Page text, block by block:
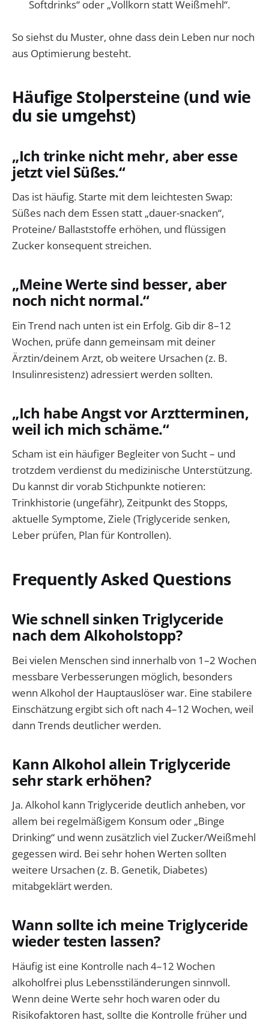
Softdrinks“ oder „Vollkorn statt Weißmehl“.
So siehst du Muster, ohne dass dein Leben nur noch
aus Optimierung besteht.
Häufige Stolpersteine (und wie
du sie umgehst)
„Ich trinke nicht mehr, aber esse
jetzt viel Süßes.“
Das ist häufig. Starte mit dem leichtesten Swap:
Süßes nach dem Essen statt „dauer-snacken“,
Proteine/ Ballaststoffe erhöhen, und flüssigen
Zucker konsequent streichen.
„Meine Werte sind besser, aber
noch nicht normal.“
Ein Trend nach unten ist ein Erfolg. Gib dir 8–12
Wochen, prüfe dann gemeinsam mit deiner
Ärztin/deinem Arzt, ob weitere Ursachen (z. B.
Insulinresistenz) adressiert werden sollten.
„Ich habe Angst vor Arztterminen,
weil ich mich schäme.“
Scham ist ein häufiger Begleiter von Sucht – und
trotzdem verdienst du medizinische Unterstützung.
Du kannst dir vorab Stichpunkte notieren:
Trinkhistorie (ungefähr), Zeitpunkt des Stopps,
aktuelle Symptome, Ziele (Triglyceride senken,
Leber prüfen, Plan für Kontrollen).
Frequently Asked Questions
Wie schnell sinken Triglyceride
nach dem Alkoholstopp?
Bei vielen Menschen sind innerhalb von 1–2 Wochen
messbare Verbesserungen möglich, besonders
wenn Alkohol der Hauptauslöser war. Eine stabilere
Einschätzung ergibt sich oft nach 4–12 Wochen, weil
dann Trends deutlicher werden.
Kann Alkohol allein Triglyceride
sehr stark erhöhen?
Ja. Alkohol kann Triglyceride deutlich anheben, vor
allem bei regelmäßigem Konsum oder „Binge
Drinking“ und wenn zusätzlich viel Zucker/Weißmehl
gegessen wird. Bei sehr hohen Werten sollten
weitere Ursachen (z. B. Genetik, Diabetes)
mitabgeklärt werden.
Wann sollte ich meine Triglyceride
wieder testen lassen?
Häufig ist eine Kontrolle nach 4–12 Wochen
alkoholfrei plus Lebensstiländerungen sinnvoll.
Wenn deine Werte sehr hoch waren oder du
Risikofaktoren hast, sollte die Kontrolle früher und